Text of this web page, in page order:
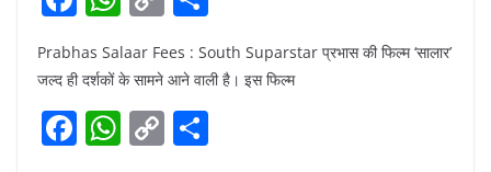
c
e
b
h
at
s
A
p
y
Li
ar
Prabhas Salaar Fees : South Suparstar प्रभास की फिल्म ‘सालार’
जल्द ही दर्शकों के सामने आने वाली है। इस फिल्म
F W C